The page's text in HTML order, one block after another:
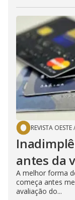
REVISTA OESTE/
antes da
A melhor forma
começa antes
avaliação do...